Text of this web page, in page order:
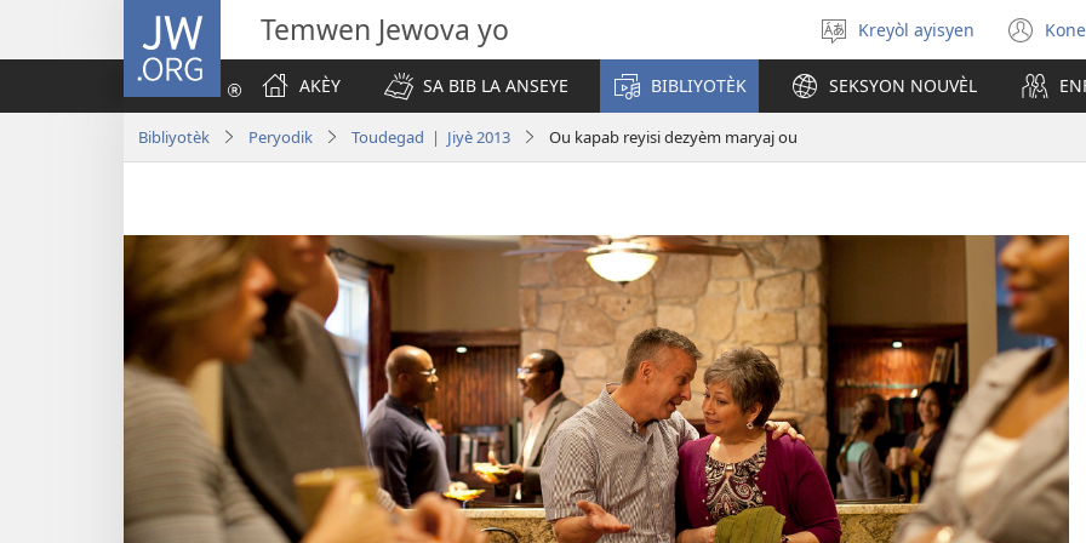
JW.ORG Temwen Jewova yo
Chwazi
lang
nan
Kreyòl ayisyen
AKÈY
SA BIB LA ANSEYE BIBLIYOTÈK SEKSYON NOUVÈL
Bibliyotèk Peryodik Toudegad | Jiyè 2013 Ou kapab reyisi dezyèm maryaj ou